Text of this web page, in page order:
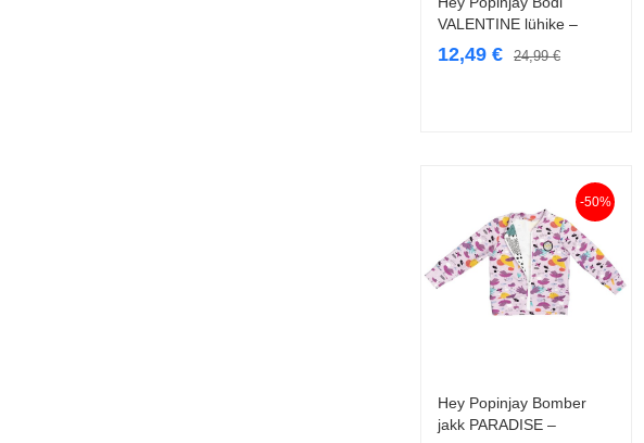
Vali
VALENTINE lühike –
24,99€
12,49 €
-50%
Vali
Hey Popinjay Bomber
jakk PARADISE –